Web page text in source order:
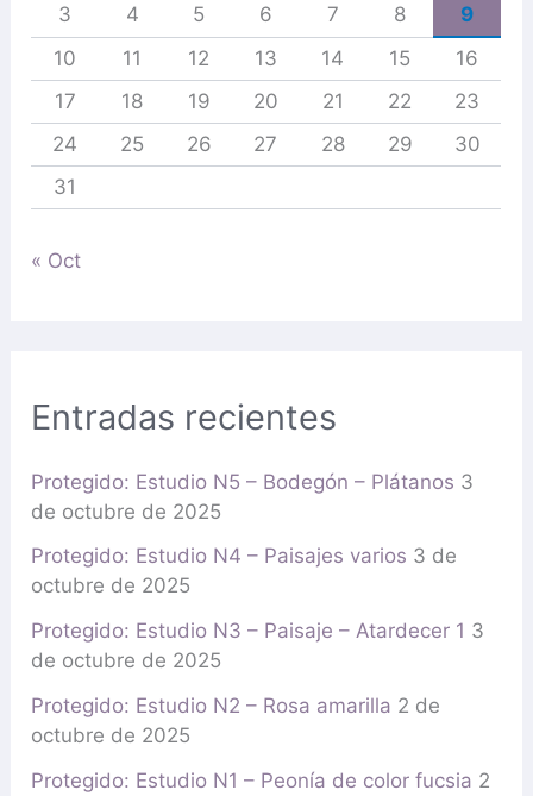
3
4 5 6 7 8
9
10
11 12 13 14 15
16
17
18 19 20 21 22
23
24
25 26 27 28 29
30
31
« Oct
Entradas recientes
Protegido: Estudio N5 – Bodegón – Plátanos 3
de octubre de 2025
Protegido: Estudio N4 – Paisajes varios 3 de
octubre de 2025
Protegido: Estudio N3 – Paisaje – Atardecer 1 3
de octubre de 2025
Protegido: Estudio N2 – Rosa amarilla 2 de
octubre de 2025
Protegido: Estudio N1 – Peonía de color fucsia 2